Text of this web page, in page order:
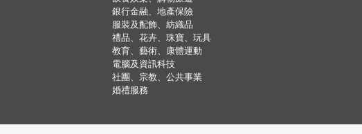
銀行金融、地產保險
服裝及配飾、紡織品
禮品、花卉、珠寶、玩具
教育、藝術、康體運動
電腦及資訊科技
社團、宗教、公共事業
婚禮服務